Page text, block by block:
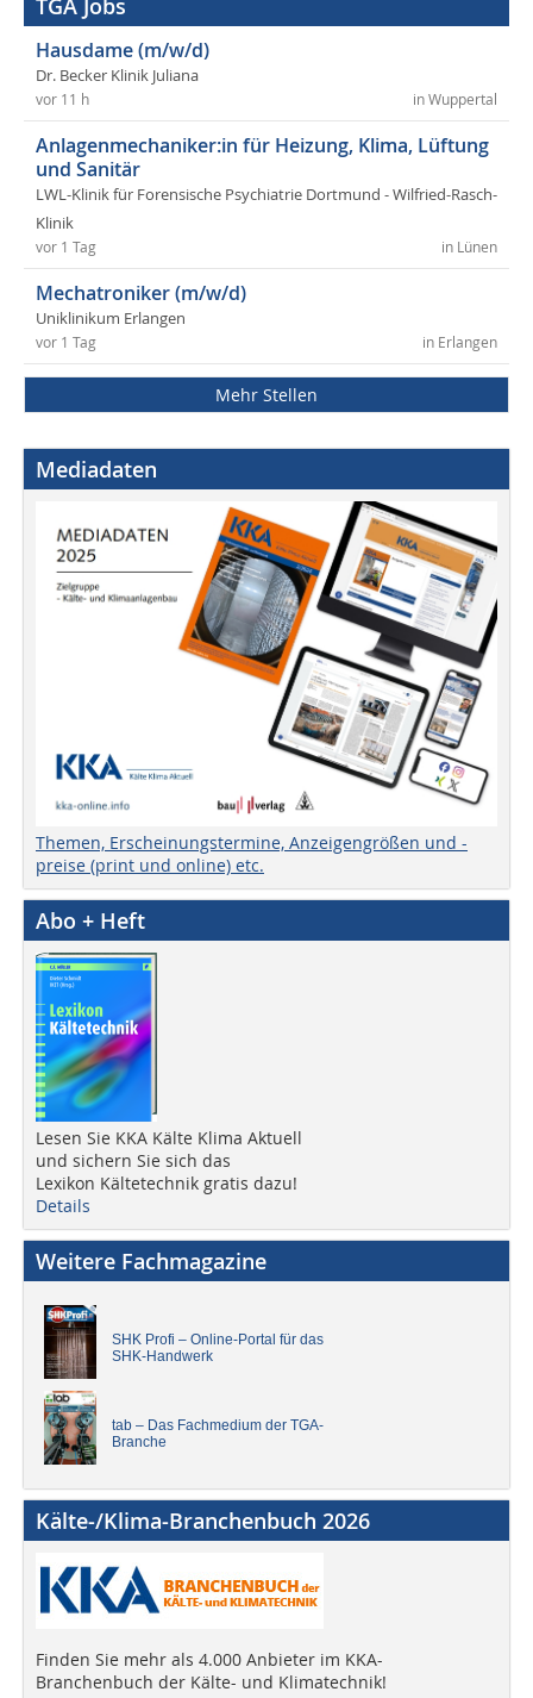
TGA Jobs
Hausdame (m/w/d)
Dr. Becker Klinik Juliana
in Wuppertal
vor 11 h
Anlagenmechaniker:in für Heizung, Klima, Lüftung
und Sanitär
LWL-Klinik für Forensische Psychiatrie Dortmund - Wilfried-Rasch-
Klinik
in Lünen
vor 1 Tag
Mechatroniker (m/w/d)
Uniklinikum Erlangen
in Erlangen
vor 1 Tag
Mehr Stellen
Mediadaten
Themen, Erscheinungstermine, Anzeigengrößen und -
preise (print und online) etc.
Abo + Heft
Lesen Sie KKA Kälte Klima Aktuell
und sichern Sie sich das
Lexikon Kältetechnik gratis dazu!
Details
Weitere Fachmagazine
SHK Profi – Online-Portal für das
SHK-Handwerk
tab – Das Fachmedium der TGA-
Branche
Kälte-/Klima-Branchenbuch 2026
Finden Sie mehr als 4.000 Anbieter im KKA-
Branchenbuch der Kälte- und Klimatechnik!